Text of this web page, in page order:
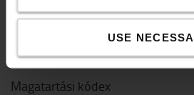
USE
QHSEE
Magatartási kódex